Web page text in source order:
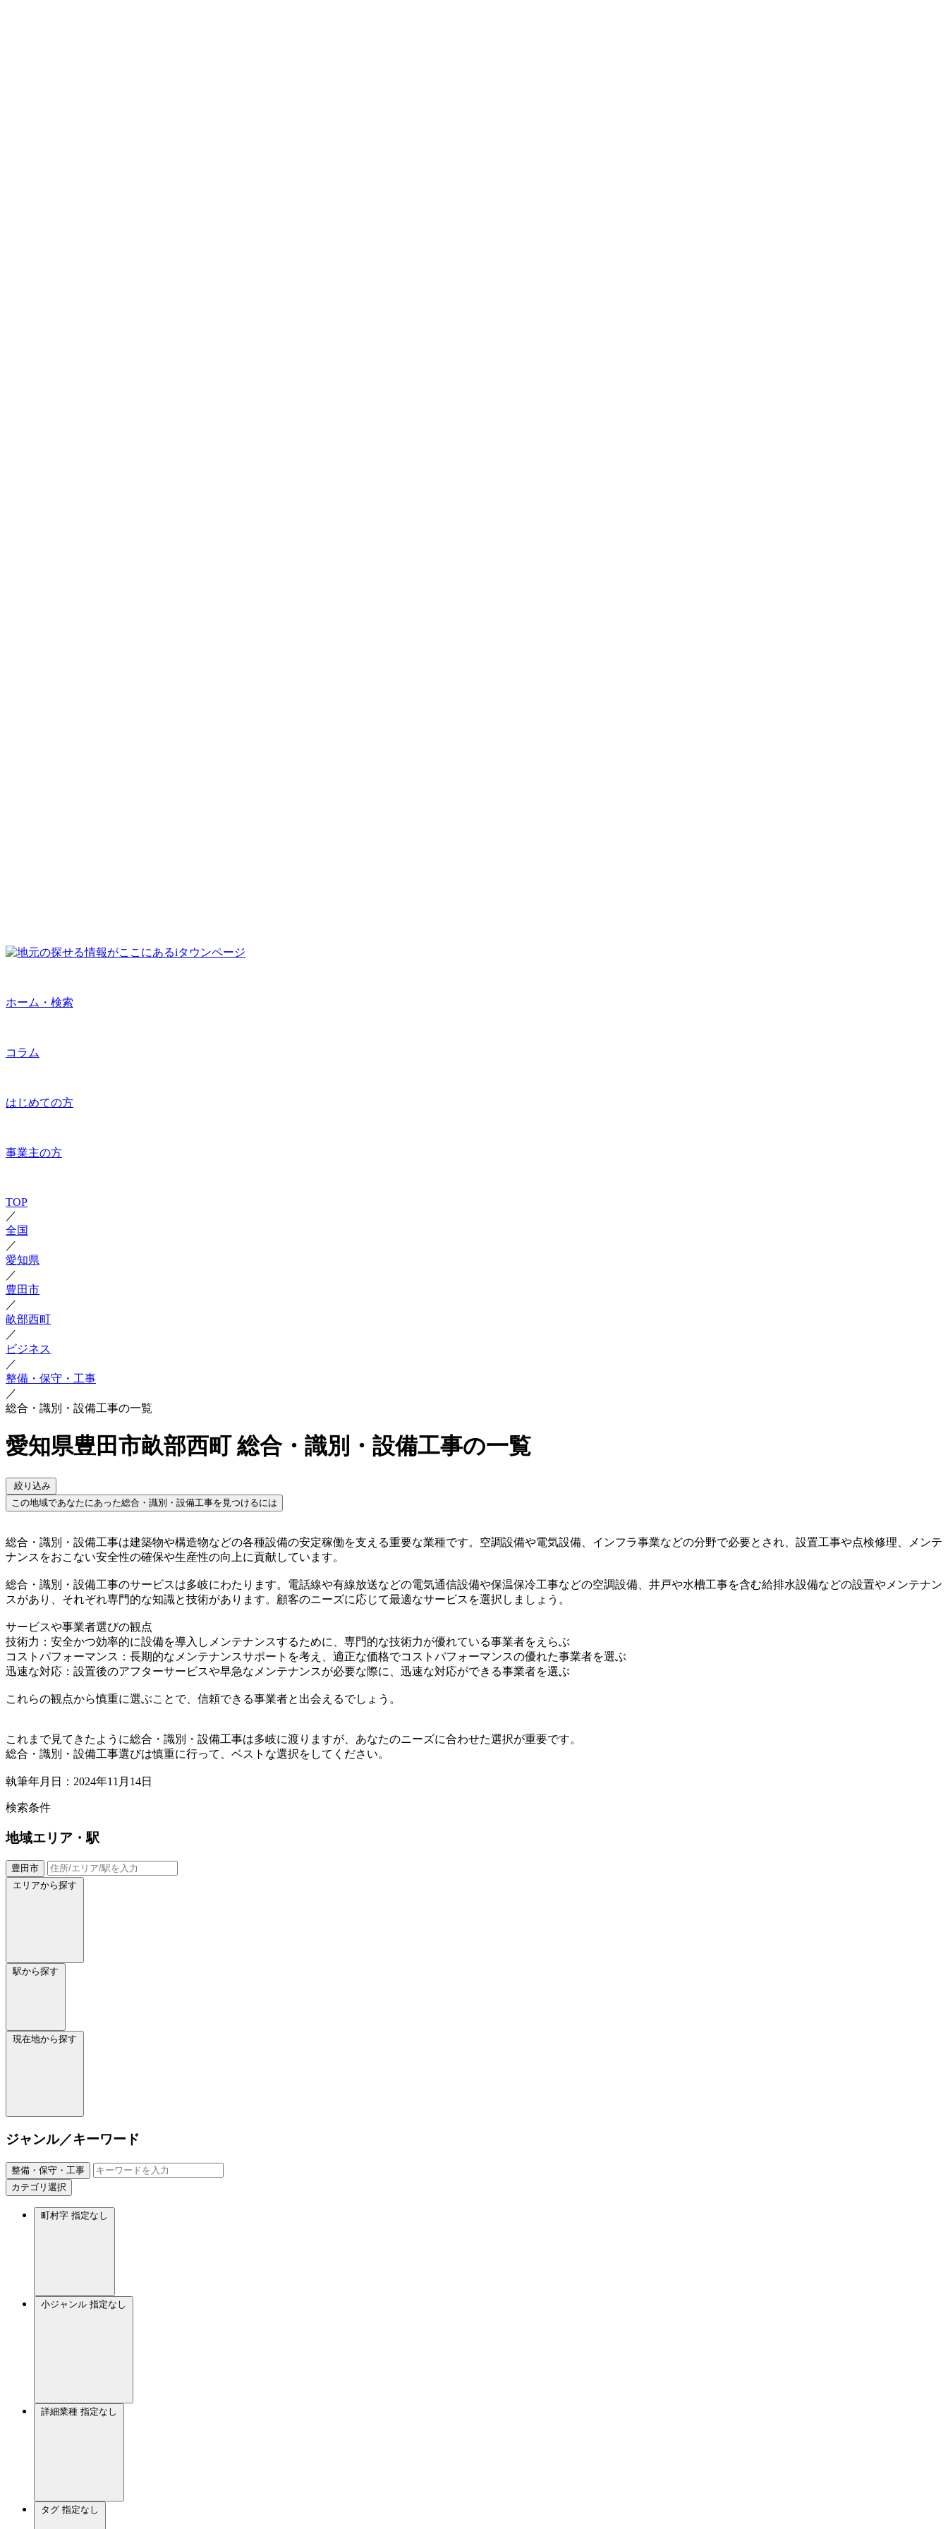
ホーム・検索
コラム
はじめての方
事業主の方
TOP
／
全国
／
愛知県
／
豊田市
／
畝部西町
／
ビジネス
／
整備・保守・工事
／
総合・識別・設備工事の一覧
愛知県豊田市畝部西町 総合・識別・設備工事の一覧
絞り込み
この地域であなたにあった総合・識別・設備工事を見つけるには
総合・識別・設備工事は建築物や構造物などの各種設備の安定稼働を支える重要な業種です。空調設備や電気設備、インフラ事業などの分野で必要とされ、設置工事や点検修理、メンテ
ナンスをおこない安全性の確保や生産性の向上に貢献しています。
総合・識別・設備工事のサービスは多岐にわたります。電話線や有線放送などの電気通信設備や保温保冷工事などの空調設備、井戸や水槽工事を含む給排水設備などの設置やメンテナン
スがあり、それぞれ専門的な知識と技術があります。顧客のニーズに応じて最適なサービスを選択しましょう。
サービスや事業者選びの観点
技術力：安全かつ効率的に設備を導入しメンテナンスするために、専門的な技術力が優れている事業者をえらぶ
コストパフォーマンス：長期的なメンテナンスサポートを考え、適正な価格でコストパフォーマンスの優れた事業者を選ぶ
迅速な対応：設置後のアフターサービスや早急なメンテナンスが必要な際に、迅速な対応ができる事業者を選ぶ
これらの観点から慎重に選ぶことで、信頼できる事業者と出会えるでしょう。
これまで見てきたように総合・識別・設備工事は多岐に渡りますが、あなたのニーズに合わせた選択が重要です。
総合・識別・設備工事選びは慎重に行って、ベストな選択をしてください。
執筆年月日：2024年11月14日
検索条件
地域エリア・駅
豊田市
エリアから探す
駅から探す
現在地から探す
ジャンル／キーワード
整備・保守・工事
カテゴリ選択
町村字 指定なし
小ジャンル 指定なし
詳細業種 指定なし
タグ 指定なし